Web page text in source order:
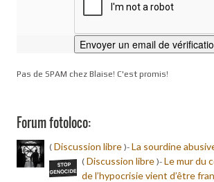
Pas de SPAM chez Blaise! C'est promis!
Forum fotoloco:
( Discussion libre )- La sourdine
( Discussion libre )- Le mur du
de l’hypocrisie vient d’être